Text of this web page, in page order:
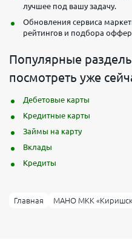
лучшее под вашу задачу.
Обновления сервиса
рейтингов и подбора
Популярные
посмотреть уже
Дебетовые карты
Кредитные карты
Займы на карту
Вклады
Кредиты
Главная МАНО МКК